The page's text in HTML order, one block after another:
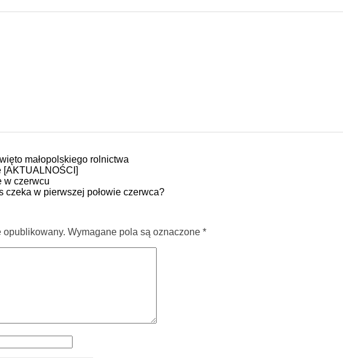
małopolskiego rolnictwa
[AKTUALNOŚCI]
w czerwcu
czeka w pierwszej połowie czerwca?
opublikowany. Wymagane pola są oznaczone *